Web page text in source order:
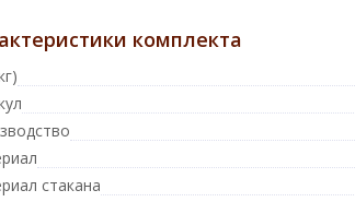
комплекта
стакана